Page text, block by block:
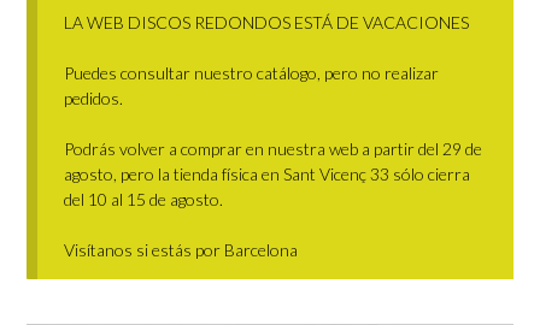
LA WEB DISCOS REDONDOS ESTÁ DE VACACIONES
Puedes consultar nuestro catálogo, pero no realizar
pedidos.
Podrás volver a comprar en nuestra web a partir del 29 de
agosto, pero la tienda física en Sant Vicenç 33 sólo cierra
del 10 al 15 de agosto.
Visítanos si estás por Barcelona